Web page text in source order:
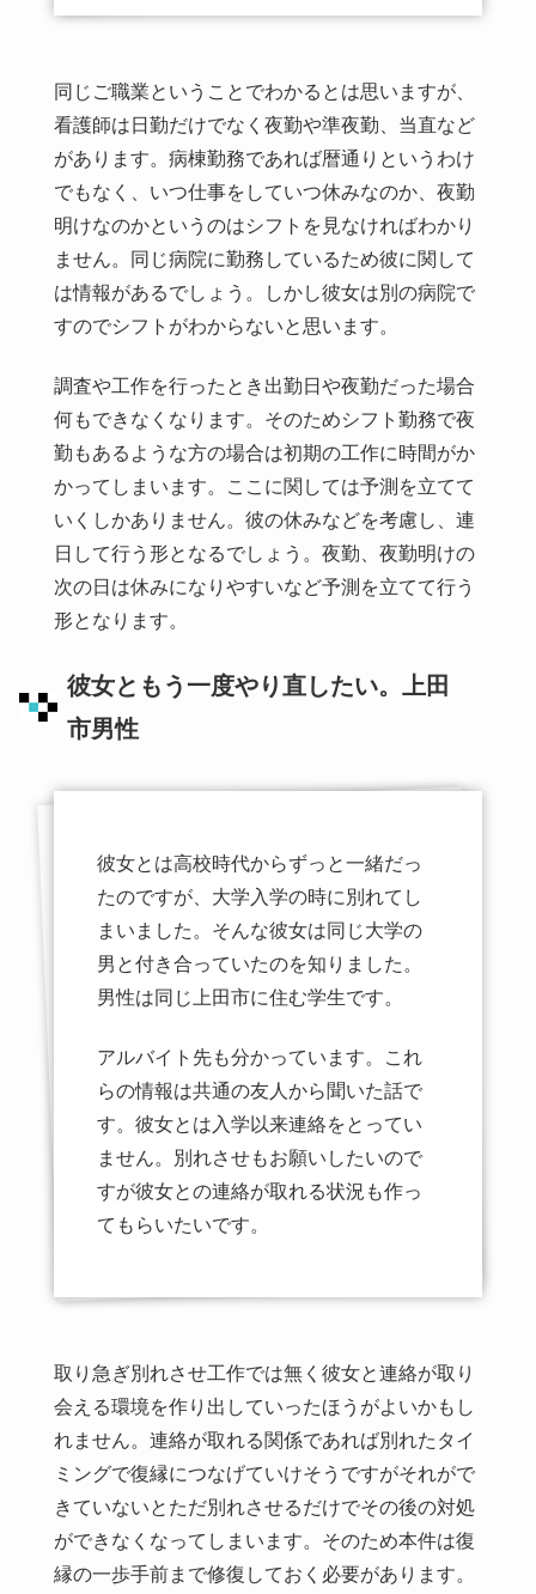
同じご職業ということでわかるとは思いますが、
看護師は日勤だけでなく夜勤や準夜勤、当直など
があります。病棟勤務であれば暦通りというわけ
でもなく、いつ仕事をしていつ休みなのか、夜勤
明けなのかというのはシフトを見なければわかり
ません。同じ病院に勤務しているため彼に関して
は情報があるでしょう。しかし彼女は別の病院で
すのでシフトがわからないと思います。
調査や工作を行ったとき出勤日や夜勤だった場合
何もできなくなります。そのためシフト勤務で夜
勤もあるような方の場合は初期の工作に時間がか
かってしまいます。ここに関しては予測を立てて
いくしかありません。彼の休みなどを考慮し、連
日して行う形となるでしょう。夜勤、夜勤明けの
次の日は休みになりやすいなど予測を立てて行う
形となります。
彼女ともう一度やり直したい。上田
市男性
彼女とは高校時代からずっと一緒だっ
たのですが、大学入学の時に別れてし
まいました。そんな彼女は同じ大学の
男と付き合っていたのを知りました。
男性は同じ上田市に住む学生です。
アルバイト先も分かっています。これ
らの情報は共通の友人から聞いた話で
す。彼女とは入学以来連絡をとってい
ません。別れさせもお願いしたいので
すが彼女との連絡が取れる状況も作っ
てもらいたいです。
取り急ぎ別れさせ工作では無く彼女と連絡が取り
会える環境を作り出していったほうがよいかもし
れません。連絡が取れる関係であれば別れたタイ
ミングで復縁につなげていけそうですがそれがで
きていないとただ別れさせるだけでその後の対処
ができなくなってしまいます。そのため本件は復
縁の一歩手前まで修復しておく必要があります。